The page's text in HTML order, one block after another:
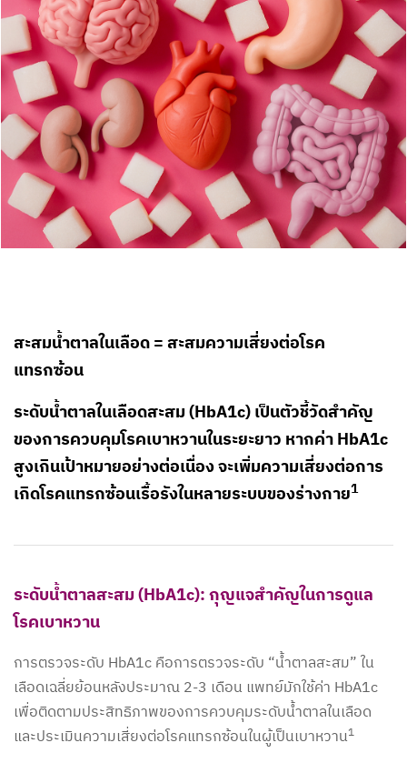
สะสมน้ำตาลในเลือด = สะสมความเสี่ยงต่อโรค
แทรกซ้อน
ระดับน้ำตาลในเลือดสะสม (HbA1c) เป็นตัวชี้วัดสำคัญ
ของการควบคุมโรคเบาหวานในระยะยาว หากค่า HbA1c
สูงเกินเป้าหมายอย่างต่อเนื่อง จะเพิ่มความเสี่ยงต่อการ
เกิดโรคแทรกซ้อนเรื้อรังในหลายระบบของร่างกาย1
ระดับน้ำตาลสะสม (HbA1c): กุญแจสำคัญในการดูแล
โรคเบาหวาน
การตรวจระดับ HbA1c คือการตรวจระดับ “น้ำตาลสะสม” ใน
เลือดเฉลี่ยย้อนหลังประมาณ 2-3 เดือน แพทย์มักใช้ค่า HbA1c
เพื่อติดตามประสิทธิภาพของการควบคุมระดับน้ำตาลในเลือด
และประเมินความเสี่ยงต่อโรคแทรกซ้อนในผู้เป็นเบาหวาน1